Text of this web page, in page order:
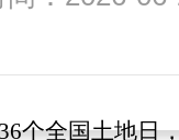
个全国土地日